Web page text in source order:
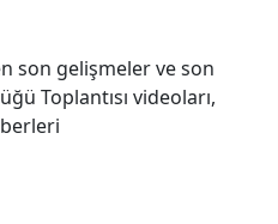
son gelişmeler ve son
Toplantısı videoları,